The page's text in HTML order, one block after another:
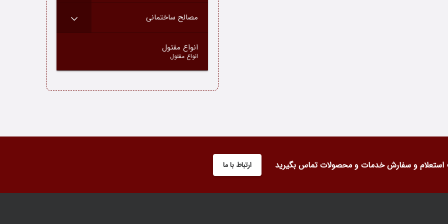
مصالح ساختمانی
انواع مفتول
انواع مفتول
و سفارش خدمات و محصولات تماس بگیرید ارتباط با ما